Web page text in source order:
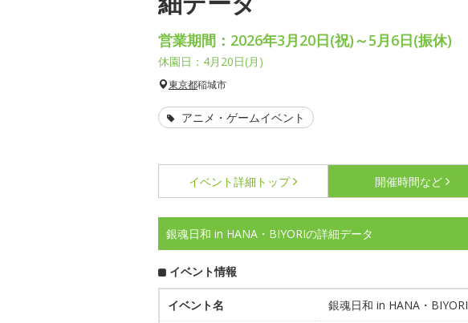
営業期間：2026年3月20日(祝)～5月6日(振休)
休園日：4月20日(月)
東京都稲城市
アニメ・ゲームイベント
イベント詳細 トップ 開催時間など
銀魂日和 in HANA・BIYORIの詳細データ
イベント情報
イベント名 銀魂日和 in HANA・BIYORI